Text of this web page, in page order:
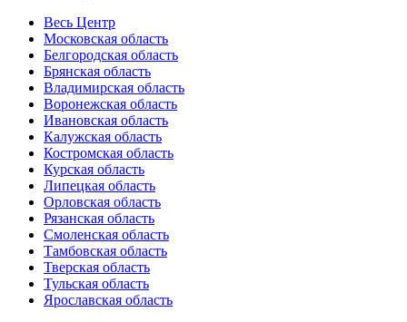
Весь Центр
Московская область
Белгородская область
Брянская область
Владимирская область
Воронежская область
Ивановская область
Калужская область
Костромская область
Курская область
Липецкая область
Орловская область
Рязанская область
Смоленская область
Тамбовская область
Тверская область
Тульская область
Ярославская область